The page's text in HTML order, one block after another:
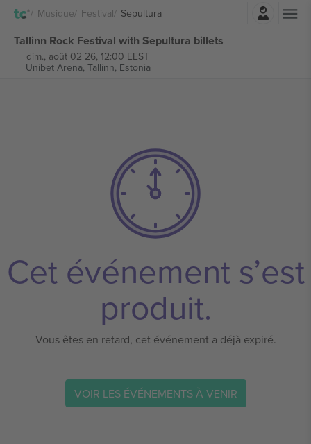
Musique Festival Sepultura
Tallinn Rock Festival with Sepultura billets
dim., août 02 26, 12:00 EEST
Unibet Arena, Tallinn, Estonia
Cet événement s’est
produit.
Vous êtes en retard, cet événement a déjà expiré.
VOIR LES ÉVÉNEMENTS À VENIR